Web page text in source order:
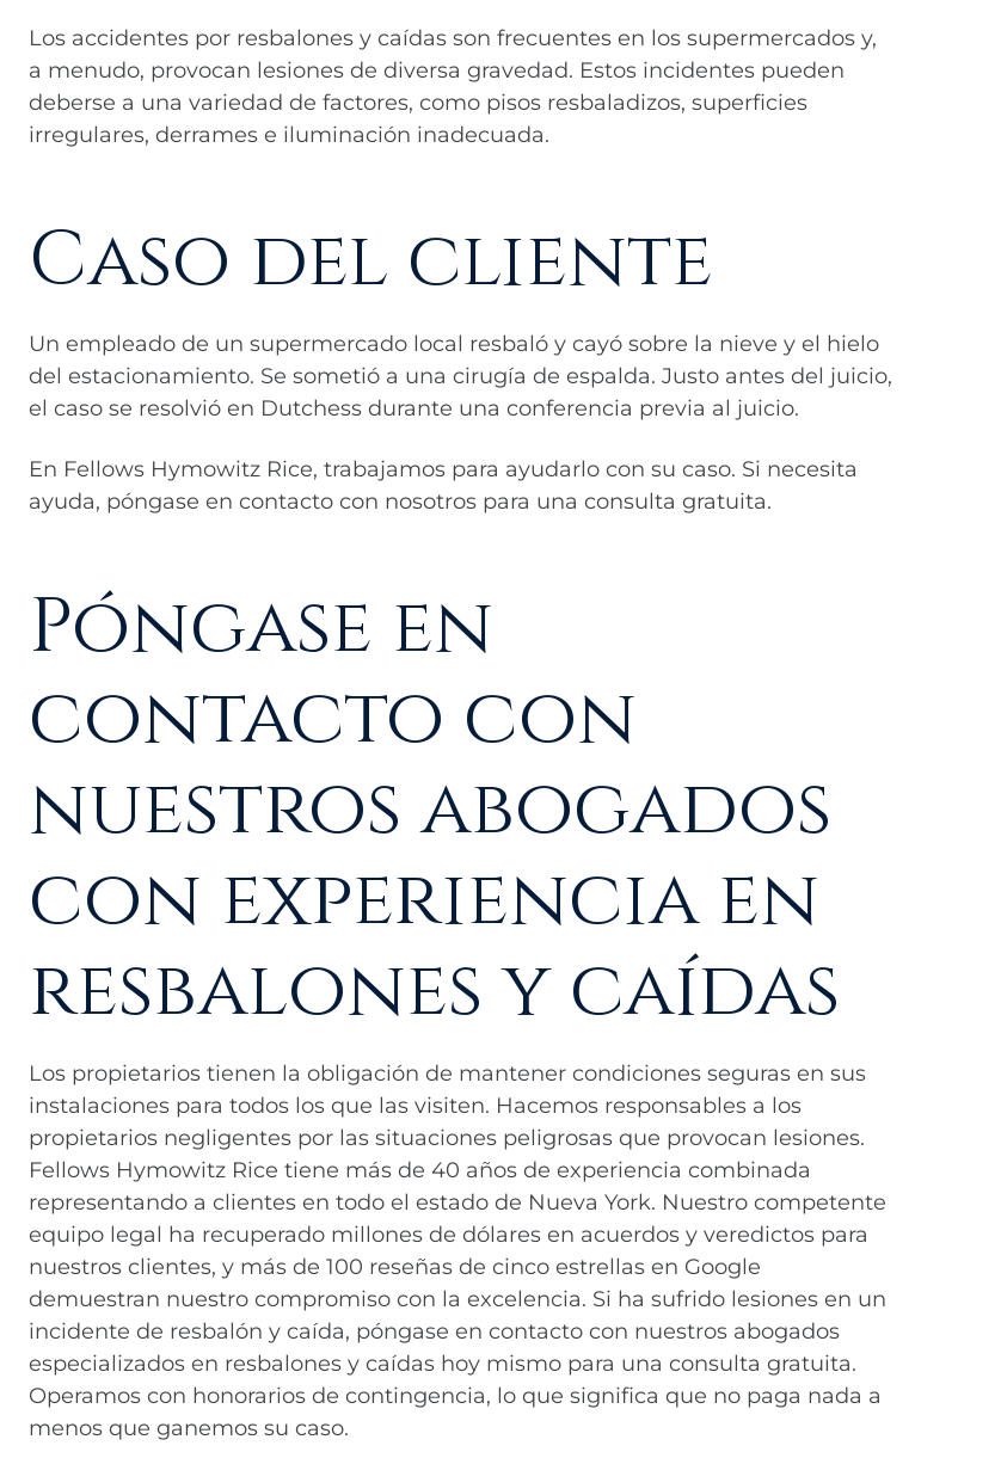
Los accidentes por resbalones y caídas son frecuentes en los supermercados y,
a menudo, provocan lesiones de diversa gravedad. Estos incidentes pueden
deberse a una variedad de factores, como pisos resbaladizos, superficies
irregulares, derrames e iluminación inadecuada.
Caso del cliente
Un empleado de un supermercado local resbaló y cayó sobre la nieve y el hielo
del estacionamiento. Se sometió a una cirugía de espalda. Justo antes del juicio,
el caso se resolvió en Dutchess durante una conferencia previa al juicio.
En Fellows Hymowitz Rice, trabajamos para ayudarlo con su caso. Si necesita
ayuda, póngase en contacto con nosotros para una consulta gratuita.
Póngase en
contacto con
nuestros abogados
con experiencia en
resbalones y caídas
Los propietarios tienen la obligación de mantener condiciones seguras en sus
instalaciones para todos los que las visiten. Hacemos responsables a los
propietarios negligentes por las situaciones peligrosas que provocan lesiones.
Fellows Hymowitz Rice tiene más de 40 años de experiencia combinada
representando a clientes en todo el estado de Nueva York. Nuestro competente
equipo legal ha recuperado millones de dólares en acuerdos y veredictos para
nuestros clientes, y más de 100 reseñas de cinco estrellas en Google
demuestran nuestro compromiso con la excelencia. Si ha sufrido lesiones en un
incidente de resbalón y caída, póngase en contacto con nuestros abogados
especializados en resbalones y caídas hoy mismo para una consulta gratuita.
Operamos con honorarios de contingencia, lo que significa que no paga nada a
menos que ganemos su caso.